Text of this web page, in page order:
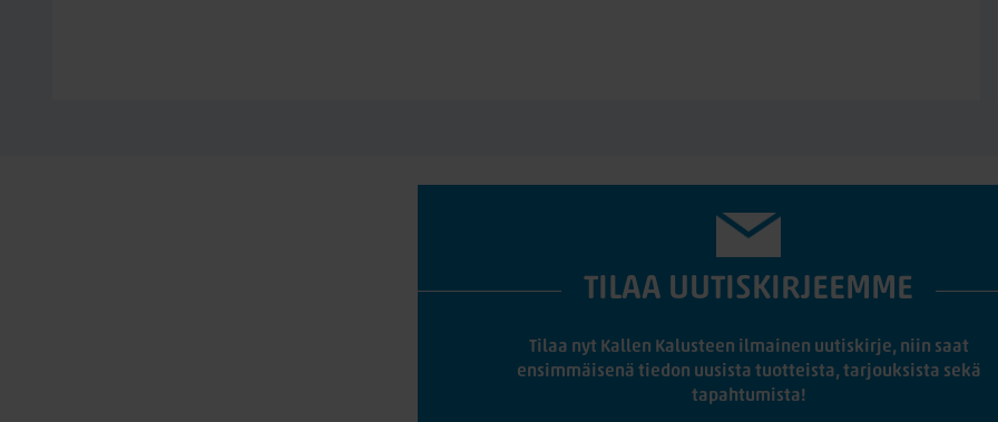
TILAA UUTISKIRJEEMME
Tilaa nyt Kallen Kalusteen ilmainen uutiskirje, niin saat
ensimmäisenä tiedon uusista tuotteista, tarjouksista sekä
tapahtumista!